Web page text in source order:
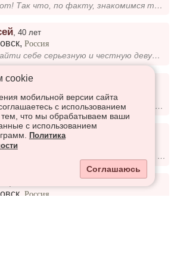
Есть кот! Так что, по факту, знакомимся только вместе ) Мечтаю посмотреть второй "Аватар" в 3D. И научиться во...
,40 лет
,Россия
Хочю найти себе серьезную и честную девушку. Желательно с ребенком. Чтоб был опыт в материнстве. Порядочную и милую дамм...
,61 год
,Россия
Познакомлюсь с женщиной 40-50лет для серьезных отношений.
,50 лет
Здравствуйте. ! Первый не пишу!!!. Если Вас заинтересовал, пишите).
,Россия
сookie
мобильной версии сайта
с использованием
что мы обрабатываем ваши
с использованием
Политика
Соглашаюсь